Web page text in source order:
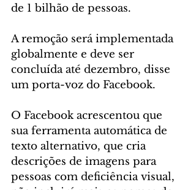
de 1 bilhão de pessoas.
A remoção será implementada
globalmente e deve ser
concluída até dezembro, disse
um porta-voz do Facebook.
O Facebook acrescentou que
sua ferramenta automática de
texto alternativo, que cria
descrições de imagens para
pessoas com deficiência visual,